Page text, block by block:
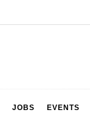
JOBS EVENTS